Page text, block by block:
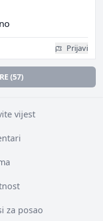
Prijavi
(57)
vijest
za posao